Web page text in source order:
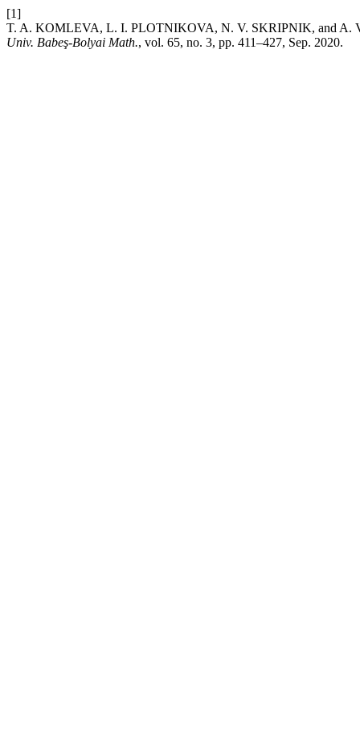
[1]
T. A. KOMLEVA, L. I. PLOTNIKOVA, N. V. SKRIPNIK, and A.
Univ. Babeş-Bolyai Math., vol. 65, no. 3, pp. 411–427, Sep. 2020.